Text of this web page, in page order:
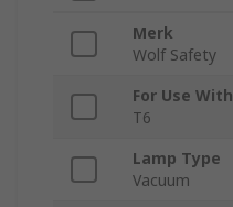
Merk
Wolf Safety
For Use With
T6
Lamp Type
Vacuum